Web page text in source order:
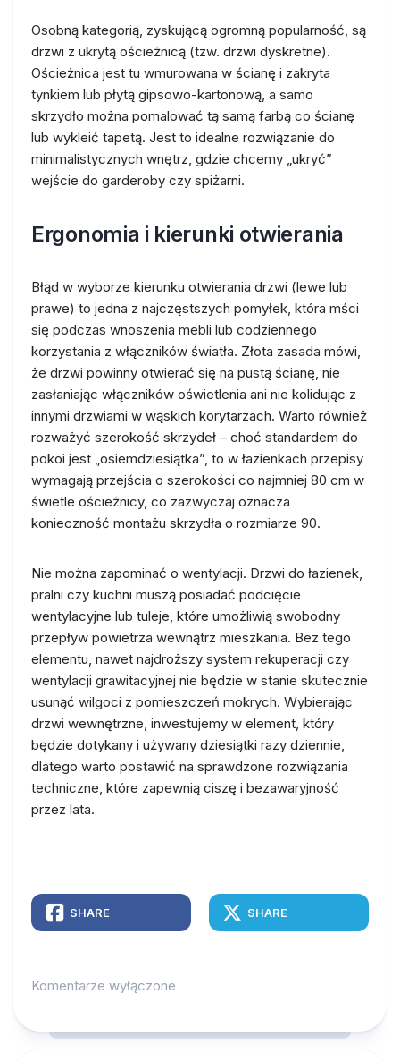
Osobną kategorią, zyskującą ogromną popularność, są
drzwi z ukrytą ościeżnicą (tzw. drzwi dyskretne).
Ościeżnica jest tu wmurowana w ścianę i zakryta
tynkiem lub płytą gipsowo-kartonową, a samo
skrzydło można pomalować tą samą farbą co ścianę
lub wykleić tapetą. Jest to idealne rozwiązanie do
minimalistycznych wnętrz, gdzie chcemy „ukryć”
wejście do garderoby czy spiżarni.
Ergonomia i kierunki otwierania
Błąd w wyborze kierunku otwierania drzwi (lewe lub
prawe) to jedna z najczęstszych pomyłek, która mści
się podczas wnoszenia mebli lub codziennego
korzystania z włączników światła. Złota zasada mówi,
że drzwi powinny otwierać się na pustą ścianę, nie
zasłaniając włączników oświetlenia ani nie kolidując z
innymi drzwiami w wąskich korytarzach. Warto również
rozważyć szerokość skrzydeł – choć standardem do
pokoi jest „osiemdziesiątka”, to w łazienkach przepisy
wymagają przejścia o szerokości co najmniej 80 cm w
świetle ościeżnicy, co zazwyczaj oznacza
konieczność montażu skrzydła o rozmiarze 90.
Nie można zapominać o wentylacji. Drzwi do łazienek,
pralni czy kuchni muszą posiadać podcięcie
wentylacyjne lub tuleje, które umożliwią swobodny
przepływ powietrza wewnątrz mieszkania. Bez tego
elementu, nawet najdroższy system rekuperacji czy
wentylacji grawitacyjnej nie będzie w stanie skutecznie
usunąć wilgoci z pomieszczeń mokrych. Wybierając
drzwi wewnętrzne, inwestujemy w element, który
będzie dotykany i używany dziesiątki razy dziennie,
dlatego warto postawić na sprawdzone rozwiązania
techniczne, które zapewnią ciszę i bezawaryjność
przez lata.
SHARE SHARE
Komentarze wyłączone